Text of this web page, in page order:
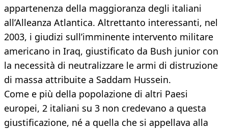
appartenenza della maggioranza degli italiani
all’Alleanza Atlantica. Altrettanto interessanti, nel
2003, i giudizi sull’imminente intervento militare
americano in Iraq, giustificato da Bush junior con
la necessità di neutralizzare le armi di distruzione
di massa attribuite a Saddam Hussein.
Come e più della popolazione di altri Paesi
europei, 2 italiani su 3 non credevano a questa
giustificazione, né a quella che si appellava alla